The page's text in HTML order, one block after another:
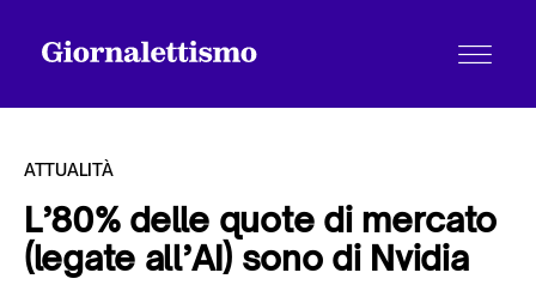
Tutti gli articoli
ATTUALITÀ
L’80% delle quote di mercato
(legate all’AI) sono di Nvidia